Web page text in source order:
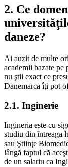
2. Ce
daneze?
Ai auzit de multe
academii bazate pe
nu ştii exact ce
Danemarca îţi pot
2.1. Inginerie
Ingineria este cu
studiu din întreaga
sau Ştiinţe
lângă faptul că
de un salariu ca